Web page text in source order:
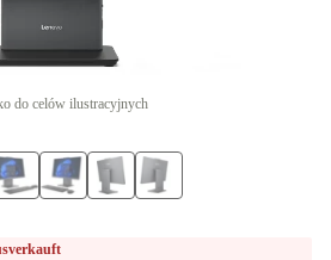
do celów ilustracyjnych